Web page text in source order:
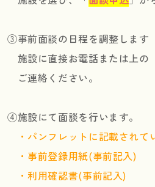
③事前面談の日程を調整します
施設に直接お電話または上の
ご連絡ください。
④施設にて面談を行います。
・パンフレットに記載されて
・事前登録用紙(事前記入)
・利用確認書(事前記入)